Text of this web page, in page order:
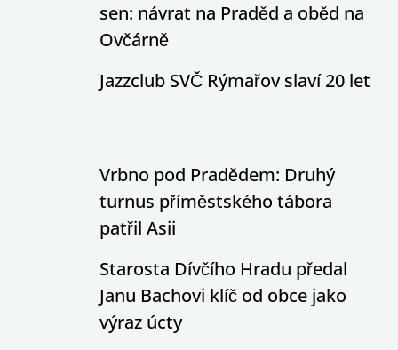
sen: návrat na Praděd a oběd na
Ovčárně
Jazzclub SVČ Rýmařov slaví 20 let
Vrbno pod Pradědem: Druhý
turnus příměstského tábora
patřil Asii
Starosta Dívčího Hradu předal
Janu Bachovi klíč od obce jako
výraz úcty